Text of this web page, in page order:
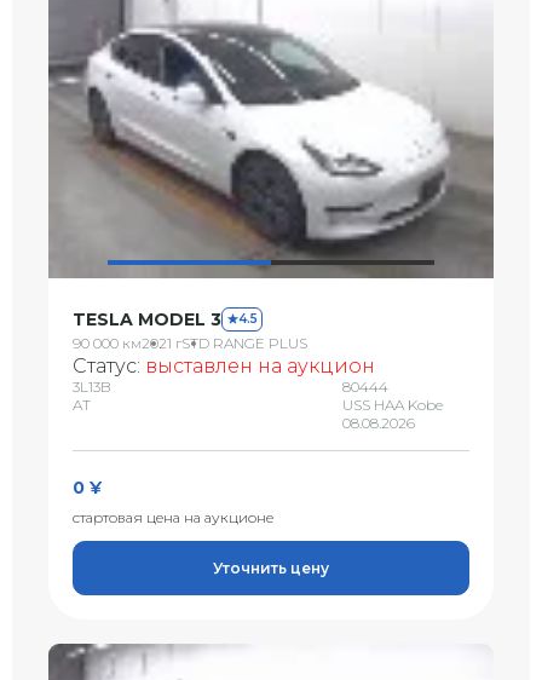
TESLA MODEL 3 4.5
90 000 км2021 гSTD RANGE PLUS
Статус: выставлен на аукцион
3L13B
AT
80444
USS HAA Kobe
08.08.2026
0 ¥
стартовая цена на аукционе
Уточнить цену